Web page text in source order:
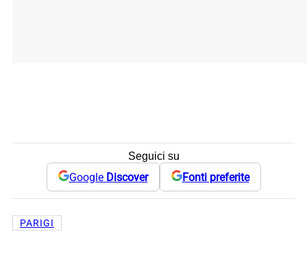
Seguici su
Google Discover Fonti preferite
PARIGI